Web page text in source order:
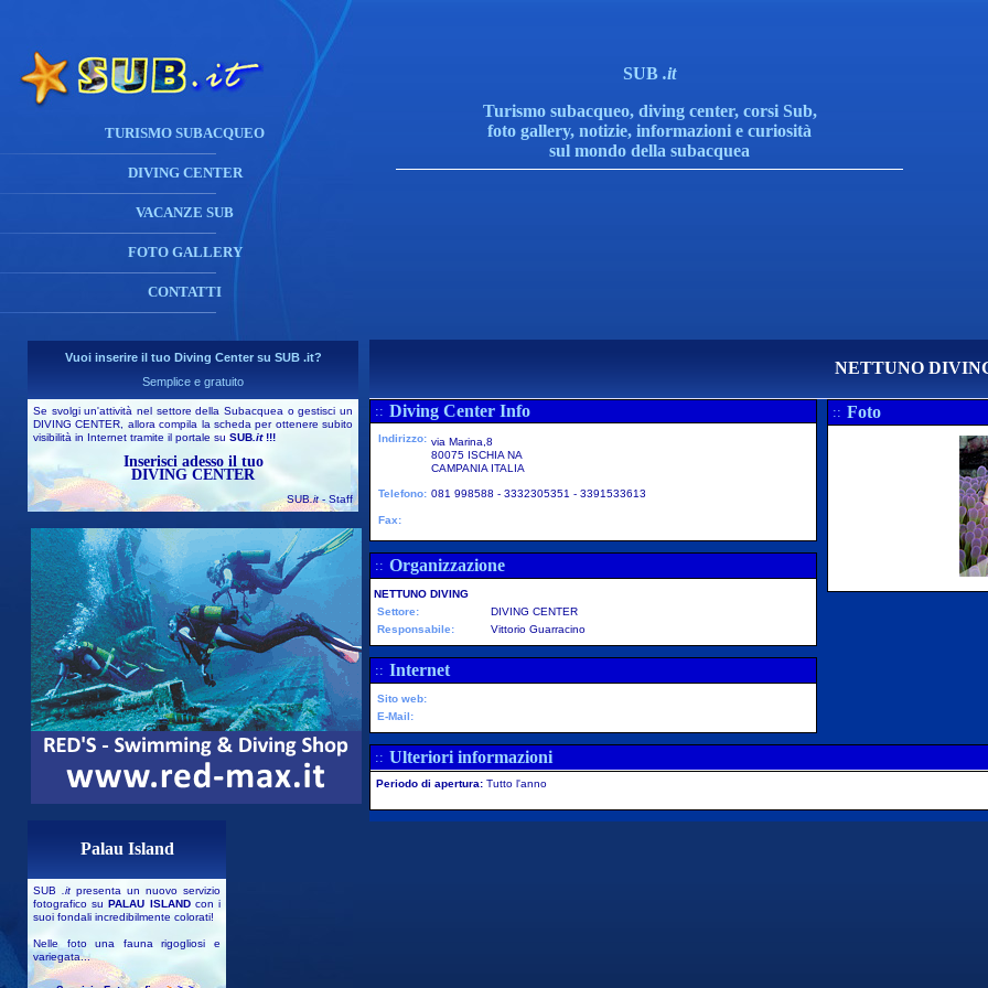
TURISMO SUBACQUEO
DIVING CENTER
VACANZE SUB
FOTO GALLERY
CONTATTI
Vuoi inserire il tuo Diving Center su SUB .it?
Semplice e gratuito
Se svolgi un'attività nel settore della Subacquea o gestisci un
DIVING CENTER, allora compila la scheda per ottenere subito
visibilità in Internet tramite il portale su SUB .it!!!
Inserisci adesso il tuo
DIVING CENTER
SUB.it- Staff
Palau Island
SUB .it presenta un nuovo servizio
fotografico suPALAU ISLANDcon i
suoi fondali incredibilmente colorati!
Nelle foto una fauna rigogliosi e
variegata...
SUB .it
Turismo subacqueo, diving center, corsi Sub,
foto gallery, notizie, informazioni e curiosità
sul mondo della subacquea
NETTUNO
:: Diving Center Info
Indirizzo: via Marina,8
80075 ISCHIA NA
CAMPANIA ITALIA
Telefono: 081 998588 - 3332305351 - 3391533613
Fax:
:: Organizzazione
NETTUNO DIVING
Settore:
DIVING CENTER
Responsabile:
Vittorio Guarracino
:: Internet
Sito web:
E-Mail:
:: Foto
:: Ulteriori informazioni
Periodo di apertura: Tutto l'anno